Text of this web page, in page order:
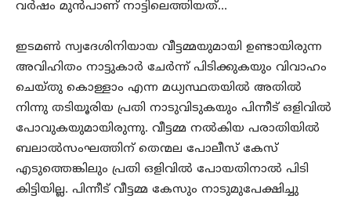
വര്‍ഷം മുന്‍പാണ് നാട്ടിലെത്തിയത്…
ഇടമണ്‍ സ്വദേശിനിയായ വീട്ടമ്മയുമായി ഉണ്ടായിരുന്ന
അവിഹിതം നാട്ടുകാര്‍ ചേര്‍ന്ന് പിടിക്കുകയും വിവാഹം
ചെയ്തു കൊള്ളാം എന്ന മധ്യസ്ഥതയില്‍ അതില്‍
നിന്നു തടിയൂരിയ പ്രതി നാടുവിടുകയും പിന്നീട് ഒളിവില്‍
പോവുകയുമായിരുന്നു. വീട്ടമ്മ നല്‍കിയ പരാതിയില്‍
ബലാല്‍സംഘത്തിന് തെന്മല പോലീസ് കേസ്
എടുത്തെങ്കിലും പ്രതി ഒളിവില്‍ പോയതിനാല്‍ പിടി
കിട്ടിയില്ല. പിന്നീട് വീട്ടമ്മ കേസും നാടുമുപേക്ഷിച്ചു